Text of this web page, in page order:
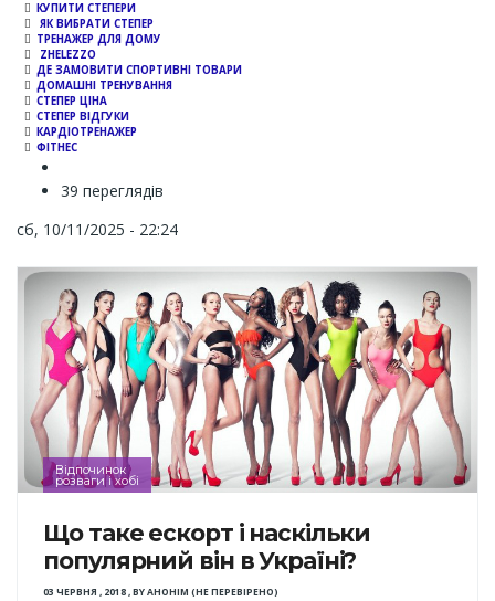
КУПИТИ СТЕПЕРИ
ЯК ВИБРАТИ СТЕПЕР
ТРЕНАЖЕР ДЛЯ ДОМУ
ZHELEZZO
ДЕ ЗАМОВИТИ СПОРТИВНІ ТОВАРИ
ДОМАШНІ ТРЕНУВАННЯ
СТЕПЕР ЦІНА
СТЕПЕР ВІДГУКИ
КАРДІОТРЕНАЖЕР
ФІТНЕС
39 переглядів
сб, 10/11/2025 - 22:24
Відпочинок
розваги і хобі
Що таке ескорт і наскільки
популярний він в Україні?
03 ЧЕРВНЯ , 2018,BYАНОНІМ (НЕ ПЕРЕВІРЕНО)